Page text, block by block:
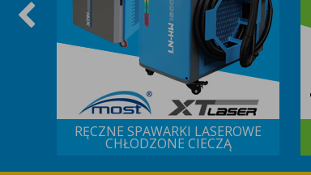
RĘCZNE SPAWARKI LASEROWE
CHŁODZONE CIECZĄ